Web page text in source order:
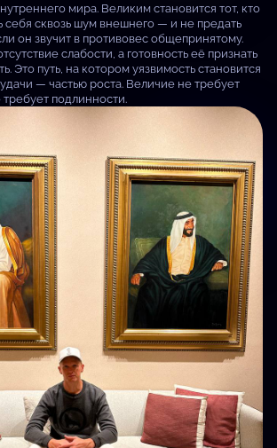
мира. Великим становится тот, кто
себя сквозь шум внешнего — и не предать
он звучит в противовес общепринятому.
слабости, а готовность её признать
Это путь, на котором уязвимость становится
— частью роста. Величие не требует
подлинности.